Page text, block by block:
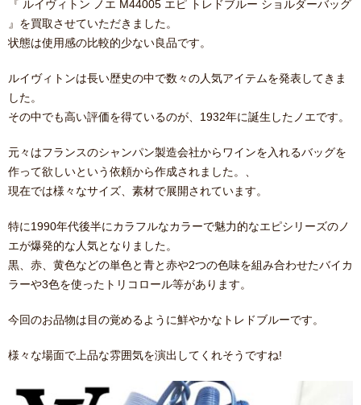
『 ルイヴィトン ノエ M44005 エピ トレドブルー ショルダーバッグ
』を買取させていただきました。
状態は使用感の比較的少ない良品です。
ルイヴィトンは長い歴史の中で数々の人気アイテムを発表してきま
した。
その中でも高い評価を得ているのが、1932年に誕生したノエです。
元々はフランスのシャンパン製造会社からワインを入れるバッグを
作って欲しいという依頼から作成されました。、
現在では様々なサイズ、素材で展開されています。
特に1990年代後半にカラフルなカラーで魅力的なエピシリーズのノ
エが爆発的な人気となりました。
黒、赤、黄色などの単色と青と赤や2つの色味を組み合わせたバイカ
ラーや3色を使ったトリコロール等があります。
今回のお品物は目の覚めるように鮮やかなトレドブルーです。
様々な場面で上品な雰囲気を演出してくれそうですね!